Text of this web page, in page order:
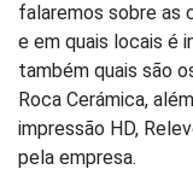
falaremos sobre as
e em quais locais é
também quais são
Roca Cerámica,
impressão HD,
pela empresa.